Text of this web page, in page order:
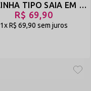
CALCINHA TIPO SAIA EM TULE COM BIJU NO BUMBUM E TRANSPARÊNCIA - GARRA - PRETO - REF 1903
R$ 69,90
1xR$ 69,90 sem juros